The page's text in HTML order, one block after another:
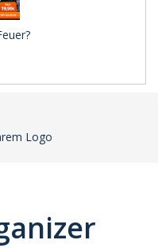
Logo